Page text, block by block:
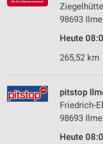
98693
Heute
265,52 km
pitstop
Friedrich-
98693
Heute